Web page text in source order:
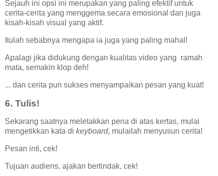
Sejauh ini opsi ini merupakan yang paling efektif untuk
cerita-cerita yang menggema secara emosional dan juga
kisah-kisah visual yang aktif.
Itulah sebabnya mengapa ia juga yang paling mahal!
Apalagi jika didukung dengan kualitas video yang ramah
mata, semakin klop deh!
... dan cerita pun sukses menyampaikan pesan yang kuat!
6. Tulis!
Sekarang saatnya meletakkan pena di atas kertas, mulai
mengetikkan kata di keyboard, mulailah menyusun cerita!
Pesan inti, cek!
Tujuan audiens, ajakan bertindak, cek!